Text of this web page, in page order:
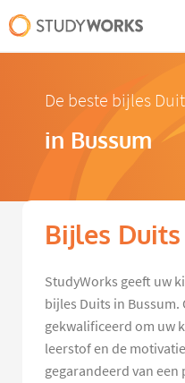
De beste bijles
in Bussum
Bijles
StudyWorks geeft uw
bijles Duits in Bussum.
gekwalificeerd om uw
leerstof en de
gegarandeerd van